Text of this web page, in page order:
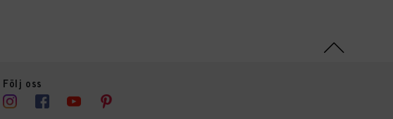
Följ oss